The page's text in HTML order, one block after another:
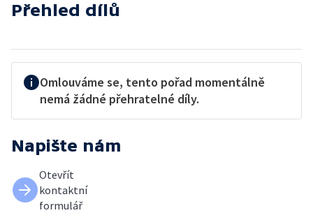
Přehled dílů
Omlouváme se, tento pořad momentálně
nemá žádné přehratelné díly.
Napište nám
Otevřít
kontaktní
formulář